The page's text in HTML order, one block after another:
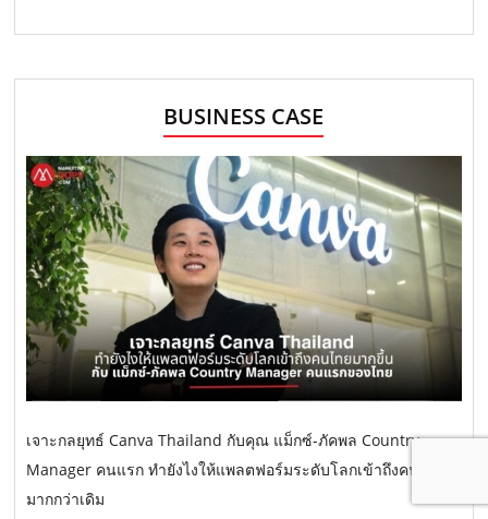
BUSINESS CASE
เจาะกลยุทธ์ Canva Thailand กับคุณ แม็กซ์-ภัคพล Country
Manager คนแรก ทำยังไงให้แพลตฟอร์มระดับโลกเข้าถึงคนไทย
มากกว่าเดิม